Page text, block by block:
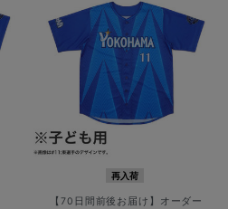
再入荷
【70日間前後お届け】オーダー